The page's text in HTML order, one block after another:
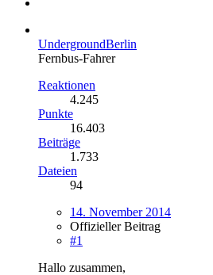
UndergroundBerlin
Fernbus-Fahrer
Reaktionen
4.245
Punkte
16.403
Beiträge
1.733
Dateien
94
14. November 2014
Offizieller Beitrag
#1
Hallo zusammen,